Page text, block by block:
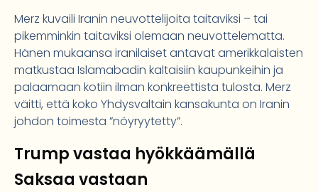
Merz kuvaili Iranin neuvottelijoita taitaviksi – tai
pikemminkin taitaviksi olemaan neuvottelematta.
Hänen mukaansa iranilaiset antavat amerikkalaisten
matkustaa Islamabadin kaltaisiin kaupunkeihin ja
palaamaan kotiin ilman konkreettista tulosta. Merz
väitti, että koko Yhdysvaltain kansakunta on Iranin
johdon toimesta ”nöyryytetty”.
Trump vastaa hyökkäämällä
Saksaa vastaan